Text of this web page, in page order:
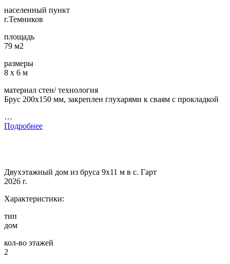
населенный пункт
г.Темников
площадь
79 м2
размеры
8 х 6 м
материал стен/ технология
Брус 200х150 мм, закреплен глухарями к сваям с прокладкой
…
Подробнее
Двухэтажный дом из бруса 9х11 м в с. Гарт
2026 г.
Характеристики:
тип
дом
кол-во этажей
2